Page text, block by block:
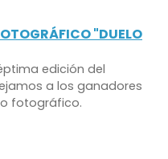
"DUELO
edición del
a los ganadores
fotográfico.